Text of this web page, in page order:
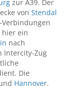
zur A39. Der
von Stendal
Verbindungen
hier ein
nach
Intercity-Zug
Die
Hannover.